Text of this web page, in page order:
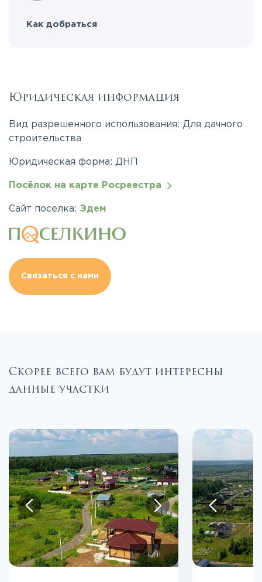
Как добраться
Юридическая информация
Вид разрешенного использования: Для дачного
строительства
Юридическая форма: ДНП
Посёлок на карте Росреестра
Сайт поселка: Эдем
Связаться с нами
Скорее всего вам будут интересны
данные участки
1/11